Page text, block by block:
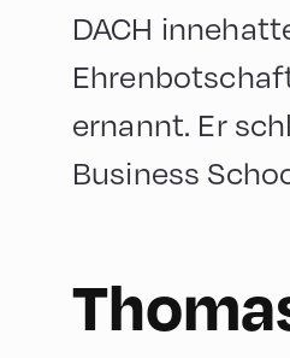
DACH
ernannt. Er
Business